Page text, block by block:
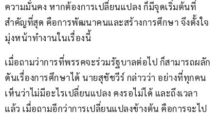
ความมั่นคง หากต้องการเปลี่ยนแปลง ก็มีจุดเริ่มต้นที่
สำคัญที่สุด คือการพัฒนาคนและสร้างการศึกษา จึงตั้งใจ
มุ่งหน้าทำงานในเรื่องนี้
เมื่อถามว่าการที่พรรคจะร่วมรัฐบาลต่อไป ก็สามารถผลัก
ดันเรื่องการศึกษาได้ นายสุชัชวีร์ กล่าวว่า อย่างที่ทุกคน
เห็นว่าไม่มีอะไรเปลี่ยนแปลง คงรอไม่ได้ และถึงเวลา
แล้ว เมื่อถามอีกว่าการเปลี่ยนแปลงข้างต้น คือการจะไป